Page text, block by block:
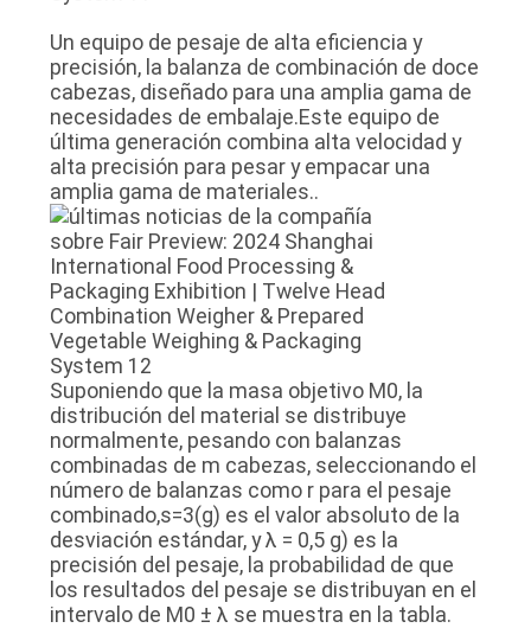
Un equipo de pesaje de alta eficiencia y
precisión, la balanza de combinación de doce
cabezas, diseñado para una amplia gama de
necesidades de embalaje.Este equipo de
última generación combina alta velocidad y
alta precisión para pesar y empacar una
amplia gama de materiales..
Suponiendo que la masa objetivo M0, la
distribución del material se distribuye
normalmente, pesando con balanzas
combinadas de m cabezas, seleccionando el
número de balanzas como r para el pesaje
combinado,s=3(g) es el valor absoluto de la
desviación estándar, y λ = 0,5 g) es la
precisión del pesaje, la probabilidad de que
los resultados del pesaje se distribuyan en el
intervalo de M0 ± λ se muestra en la tabla.